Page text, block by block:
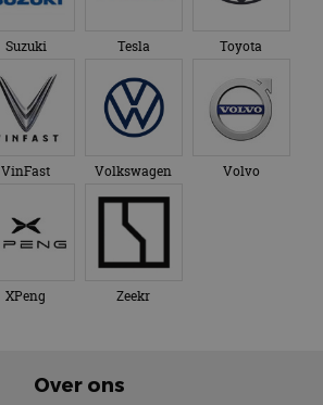
Suzuki Tesla Toyota
VinFast Volkswagen Volvo
XPeng Zeekr
Over ons